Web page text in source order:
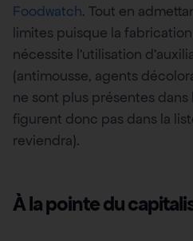
Foodwatch. Tout en
limites puisque la
nécessite l’utilisation
(antimousse, agents
ne sont plus présentes dans
figurent donc pas dans la
reviendra).
À la pointe du